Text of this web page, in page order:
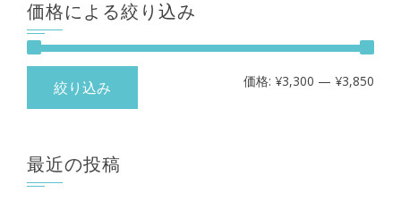
価格による絞り込み
絞り込み 価格: ¥3,300 — ¥3,850
最近の投稿